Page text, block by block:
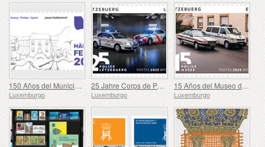
150 Años del Municipio de Mertzig
Luxemburgo
25 Jahre Corps de Police Grand-Ducale
Luxemburgo
15 Años del Museo de la Policía
Luxemburgo